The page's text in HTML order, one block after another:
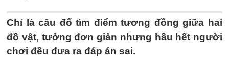
Chỉ là câu đố tìm điểm tương đồng giữa hai
đồ vật, tưởng đơn giản nhưng hầu hết người
chơi đều đưa ra đáp án sai.